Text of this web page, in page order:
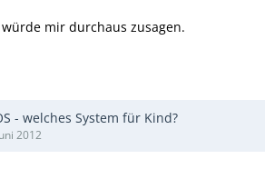
mir durchaus zusagen.
- welches System für Kind?
2012